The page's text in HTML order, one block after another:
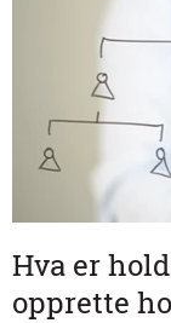
Hva er
opprette